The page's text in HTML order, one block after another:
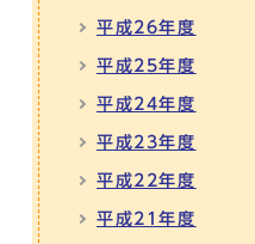
平成26年度
平成25年度
平成24年度
平成23年度
平成22年度
平成21年度